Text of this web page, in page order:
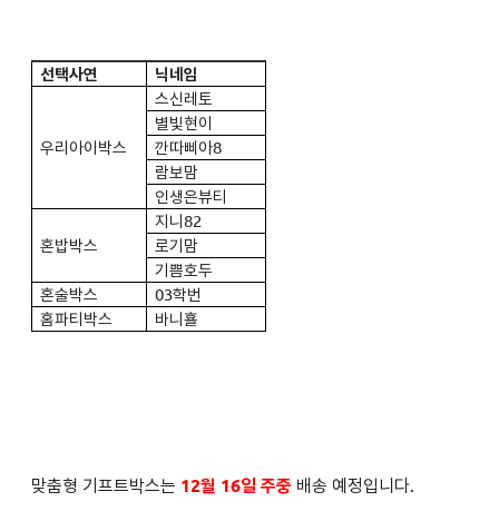
선택사연 닉네임
우리아이박스
스신레토
별빛현이
깐따삐아8
람보맘
인생은뷰티
혼밥박스
지니82
로기맘
기쁨호두
혼술박스
03학번
홈파티박스
바니횰
맞춤형 기프트박스는 12월 16일 주중 배송 예정입니다.